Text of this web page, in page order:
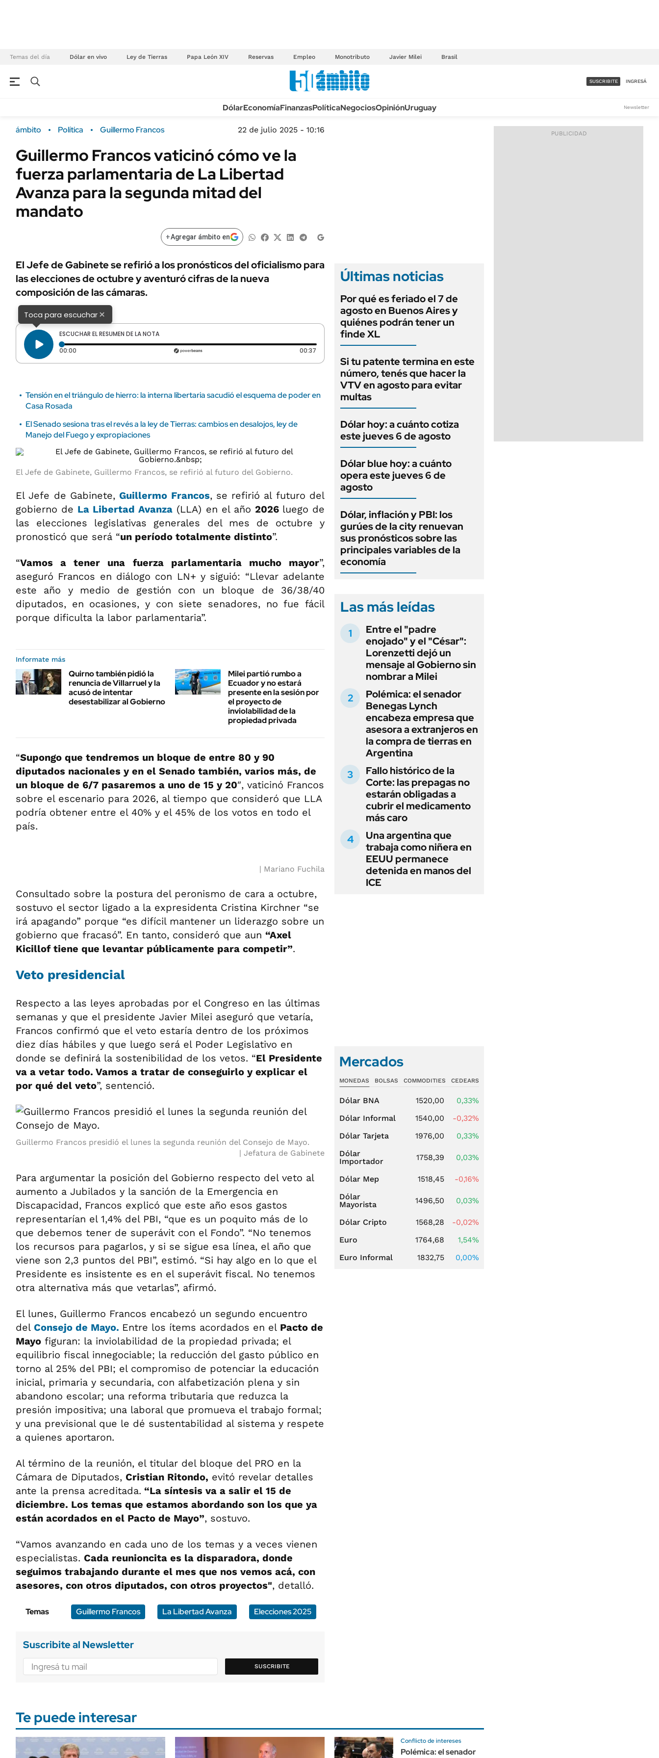
Temas del día Dólar en vivo Ley de Tierras Papa León XIV Reservas Empleo Monotributo Javier Milei Brasil
Campo
FINANZAS
Dólar
Sustentabilidad
POLÍTICA
Municipios
TECNOLOGÍA
MÉXICO
MUNDO
INFORMACIÓN GENERAL
ESPECTÁCULOS
AUTOS
ACCESO FULL - $1.800/MES
SUSCRIBITE INGRESÁ
DólarEconomíaFinanzasPolíticaNegociosOpiniónUruguay Newsletter
ámbito Política Guillermo Francos 22 de julio 2025 - 10:16
Guillermo Francos vaticinó cómo ve la
fuerza parlamentaria de La Libertad
Avanza para la segunda mitad del
mandato
+Agregar ámbito en
El Jefe de Gabinete se refirió a los pronósticos del oficialismo para
las elecciones de octubre y aventuró cifras de la nueva
composición de las cámaras.
Toca para escuchar×
ESCUCHAR EL RESUMEN DE LA NOTA
00:00 Tiempo transcurrido: 0 segundos 00:37
Tensión en el triángulo de hierro: la interna libertaria sacudió el esquema de poder en
Casa Rosada
El Senado sesiona tras el revés a la ley de Tierras: cambios en desalojos, ley de
Manejo del Fuego y expropiaciones
El Jefe de Gabinete, Guillermo Francos, se refirió al futuro del Gobierno.
El Jefe de Gabinete, Guillermo Francos, se refirió al futuro del
gobierno de La Libertad Avanza (LLA) en el año 2026 luego de
las elecciones legislativas generales del mes de octubre y
pronosticó que será “un período totalmente distinto”.
“Vamos a tener una fuerza parlamentaria mucho mayor”,
aseguró Francos en diálogo con LN+ y siguió: “Llevar adelante
este año y medio de gestión con un bloque de 36/38/40
diputados, en ocasiones, y con siete senadores, no fue fácil
porque dificulta la labor parlamentaria”.
Informate más
Quirno también pidió la
renuncia de Villarruel y la
acusó de intentar
desestabilizar al Gobierno
Milei partió rumbo a
Ecuador y no estará
presente en la sesión por
el proyecto de
inviolabilidad de la
propiedad privada
“Supongo que tendremos un bloque de entre 80 y 90
diputados nacionales y en el Senado también, varios más, de
un bloque de 6/7 pasaremos a uno de 15 y 20″, vaticinó Francos
sobre el escenario para 2026, al tiempo que consideró que LLA
podría obtener entre el 40% y el 45% de los votos en todo el
país.
Mariano Fuchila
Consultado sobre la postura del peronismo de cara a octubre,
sostuvo el sector ligado a la expresidenta Cristina Kirchner “se
irá apagando” porque “es difícil mantener un liderazgo sobre un
gobierno que fracasó”. En tanto, consideró que aun “Axel
Kicillof tiene que levantar públicamente para competir”.
Veto presidencial
Respecto a las leyes aprobadas por el Congreso en las últimas
semanas y que el presidente Javier Milei aseguró que vetaría,
Francos confirmó que el veto estaría dentro de los próximos
diez días hábiles y que luego será el Poder Legislativo en
donde se definirá la sostenibilidad de los vetos. “El Presidente
va a vetar todo. Vamos a tratar de conseguirlo y explicar el
por qué del veto”, sentenció.
Guillermo Francos presidió el lunes la segunda reunión del Consejo de Mayo.
Jefatura de Gabinete
Para argumentar la posición del Gobierno respecto del veto al
aumento a Jubilados y la sanción de la Emergencia en
Discapacidad, Francos explicó que este año esos gastos
representarían el 1,4% del PBI, “que es un poquito más de lo
que debemos tener de superávit con el Fondo”. “No tenemos
los recursos para pagarlos, y si se sigue esa línea, el año que
viene son 2,3 puntos del PBI”, estimó. “Si hay algo en lo que el
Presidente es insistente es en el superávit fiscal. No tenemos
otra alternativa más que vetarlas”, afirmó.
El lunes, Guillermo Francos encabezó un segundo encuentro
del Consejo de Mayo. Entre los ítems acordados en el Pacto de
Mayo figuran: la inviolabilidad de la propiedad privada; el
equilibrio fiscal innegociable; la reducción del gasto público en
torno al 25% del PBI; el compromiso de potenciar la educación
inicial, primaria y secundaria, con alfabetización plena y sin
abandono escolar; una reforma tributaria que reduzca la
presión impositiva; una laboral que promueva el trabajo formal;
y una previsional que le dé sustentabilidad al sistema y respete
a quienes aportaron.
Al término de la reunión, el titular del bloque del PRO en la
Cámara de Diputados, Cristian Ritondo, evitó revelar detalles
ante la prensa acreditada. “La síntesis va a salir el 15 de
diciembre. Los temas que estamos abordando son los que ya
están acordados en el Pacto de Mayo”, sostuvo.
“Vamos avanzando en cada uno de los temas y a veces vienen
especialistas. Cada reunioncita es la disparadora, donde
seguimos trabajando durante el mes que nos vemos acá, con
asesores, con otros diputados, con otros proyectos", detalló.
Temas Guillermo Francos La Libertad Avanza Elecciones 2025
Suscribite al Newsletter
SUSCRIBITE
Últimas noticias
Por qué es feriado el 7 de
agosto en Buenos Aires y
quiénes podrán tener un
finde XL
Si tu patente termina en este
número, tenés que hacer la
VTV en agosto para evitar
multas
Dólar hoy: a cuánto cotiza
este jueves 6 de agosto
Dólar blue hoy: a cuánto
opera este jueves 6 de
agosto
Dólar, inflación y PBI: los
gurúes de la city renuevan
sus pronósticos sobre las
principales variables de la
economía
Las más leídas
Entre el "padre
enojado" y el "César":
Lorenzetti dejó un
mensaje al Gobierno sin
nombrar a Milei
Polémica: el senador
Benegas Lynch
encabeza empresa que
asesora a extranjeros en
la compra de tierras en
Argentina
Fallo histórico de la
Corte: las prepagas no
estarán obligadas a
cubrir el medicamento
más caro
Una argentina que
trabaja como niñera en
EEUU permanece
detenida en manos del
ICE
Mercados
MONEDAS BOLSAS COMMODITIES CEDEARS
Dólar BNA 1520,00
0,33%
Dólar Informal
1540,00
-0,32%
Dólar Tarjeta
1976,00
0,33%
Dólar
Importador
1758,39 0,03%
Dólar Mep 1518,45
-0,16%
Dólar
Mayorista
1496,50 0,03%
Dólar Cripto 1568,28
-0,02%
Euro
1764,68
1,54%
Euro Informal
1832,75 0,00%
Te puede interesar
Conflicto de intereses
Polémica: el senador